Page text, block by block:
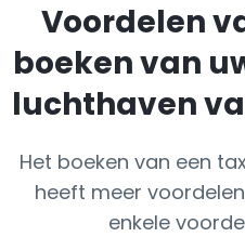
Voordelen
boeken van
luchthaven
Het boeken van een
heeft meer
enkele